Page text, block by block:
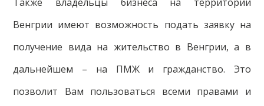
Венгрии имеют возможность подать заявку на
получение вида на жительство в Венгрии, а в
дальнейшем – на ПМЖ и гражданство. Это
позволит Вам пользоваться всеми правами и